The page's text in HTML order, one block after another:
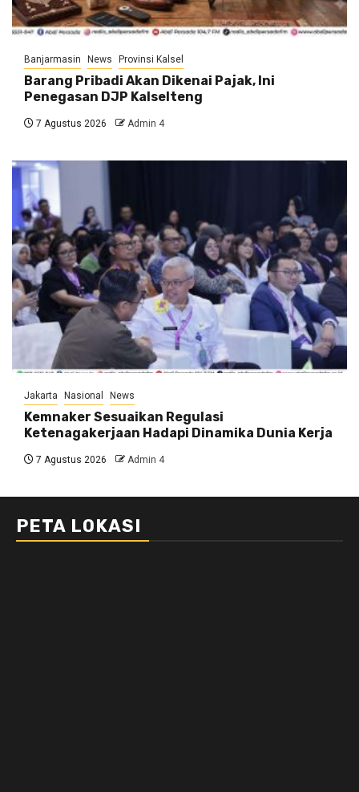
Banjarmasin News Provinsi Kalsel
Barang Pribadi Akan Dikenai Pajak, Ini
Penegasan DJP Kalselteng
7 Agustus 2026 Admin 4
Jakarta Nasional News
Kemnaker Sesuaikan Regulasi
Ketenagakerjaan Hadapi Dinamika Dunia Kerja
7 Agustus 2026 Admin 4
PETA LOKASI